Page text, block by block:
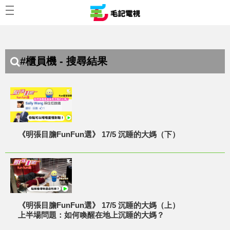
#櫃員機 - 搜尋結果
《明張目膽FunFun選》 17/5 沉睡的大媽（下）
《明張目膽FunFun選》 17/5 沉睡的大媽（上）
上半場問題：如何喚醒在地上沉睡的大媽？